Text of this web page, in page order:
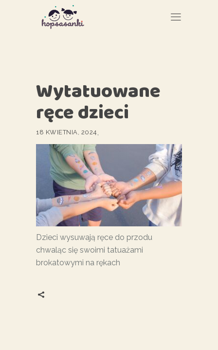
Wytatuowane
ręce dzieci
18 KWIETNIA, 2024
Dzieci wysuwają ręce do przodu
chwaląc się swoimi tatuażami
brokatowymi na rękach